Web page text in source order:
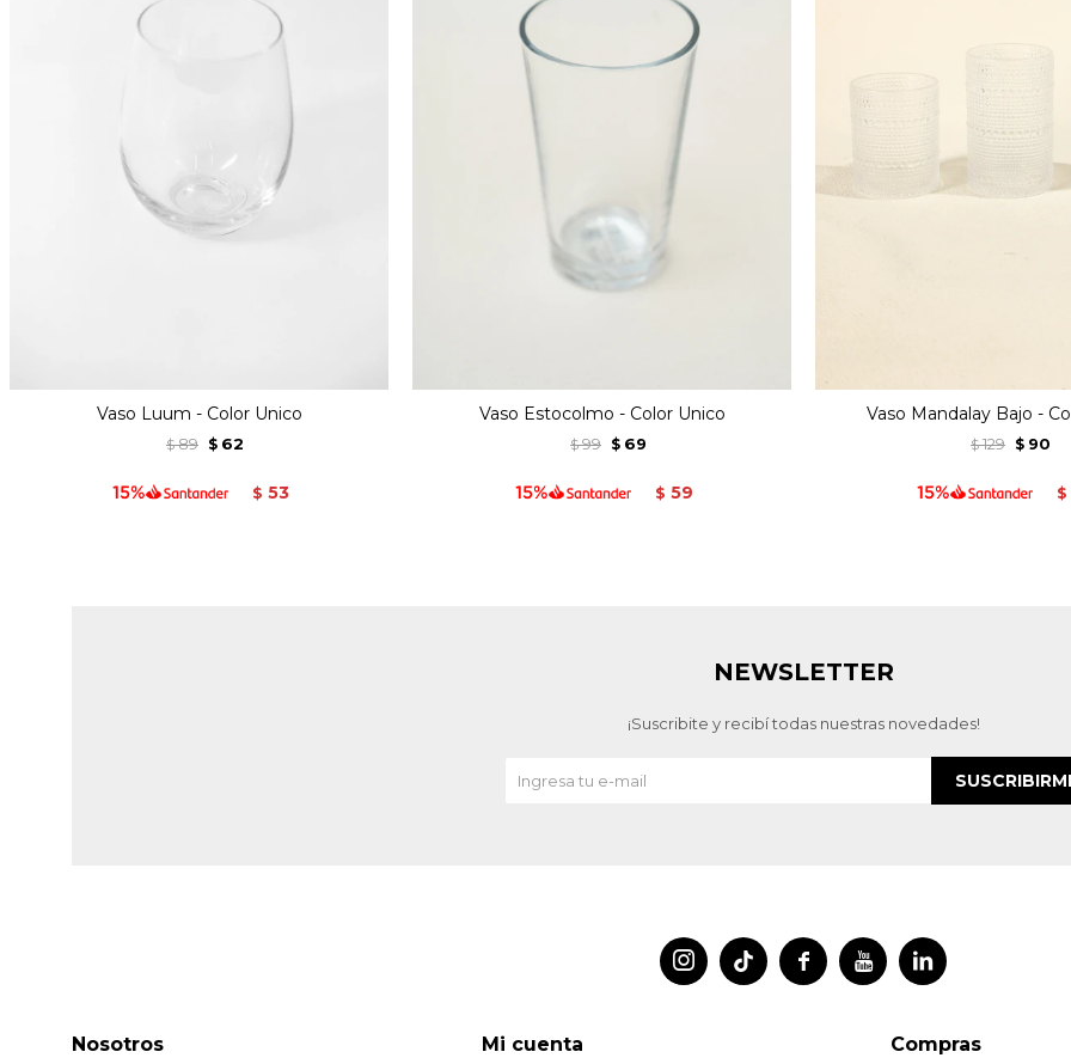
Vaso Luum - Color Unico
$ 89 $ 62
$ 53
Vaso Estocolmo - Color Unico
$ 99 $ 69
$ 59
Vaso Mandalay Bajo -
$ 129 $ 90
$
 
 
Nosotros Compras
Mi cuenta
NEWSLETTER
¡Suscribite y recibí todas nuestras novedades!